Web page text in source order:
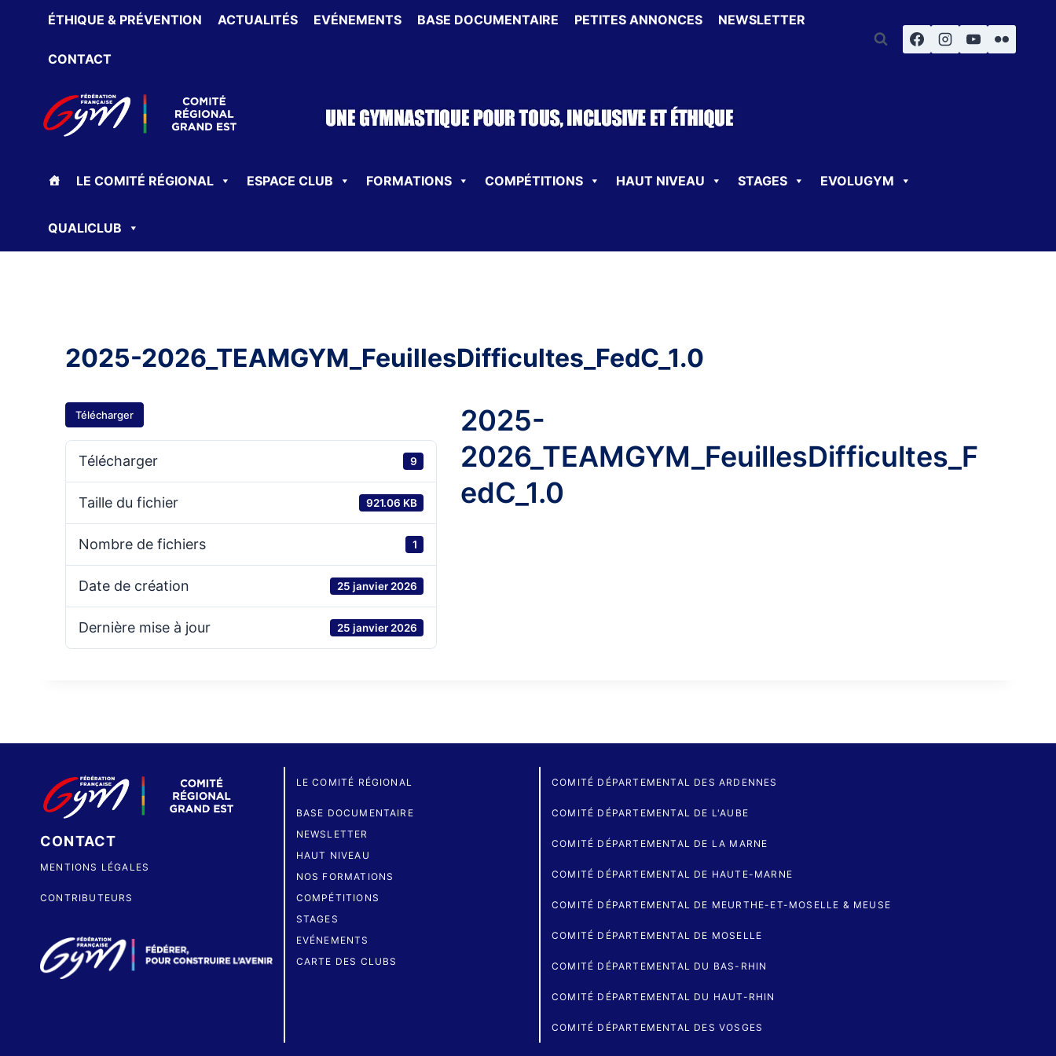
contenu
ÉTHIQUE & PRÉVENTION ACTUALITÉS EVÉNEMENTS BASE DOCUMENTAIRE PETITES ANNONCES NEWSLETTER
CONTACT
LE COMITÉ RÉGIONAL ESPACE CLUB FORMATIONS COMPÉTITIONS HAUT NIVEAU STAGES EVOLUGYM
QUALICLUB
2025-2026_TEAMGYM_FeuillesDifficultes_FedC_1.0
Télécharger
Télécharger 9
Taille du fichier 921.06 KB
Nombre de fichiers 1
Date de création 25 janvier 2026
Dernière mise à jour 25 janvier 2026
2025-
2026_TEAMGYM_FeuillesDifficultes_F
edC_1.0
CONTACT
MENTIONS LÉGALES
CONTRIBUTEURS
LE COMITÉ RÉGIONAL
BASE DOCUMENTAIRE
NEWSLETTER
HAUT NIVEAU
NOS FORMATIONS
COMPÉTITIONS
STAGES
EVÉNEMENTS
CARTE DES CLUBS
COMITÉ DÉPARTEMENTAL DES ARDENNES
COMITÉ DÉPARTEMENTAL DE L'AUBE
COMITÉ DÉPARTEMENTAL DE LA MARNE
COMITÉ DÉPARTEMENTAL DE HAUTE-MARNE
COMITÉ DÉPARTEMENTAL DE MEURTHE-ET-MOSELLE & MEUSE
COMITÉ DÉPARTEMENTAL DE MOSELLE
COMITÉ DÉPARTEMENTAL DU BAS-RHIN
COMITÉ DÉPARTEMENTAL DU HAUT-RHIN
COMITÉ DÉPARTEMENTAL DES VOSGES